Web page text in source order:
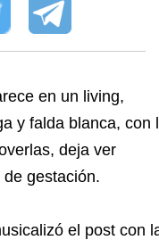
en un living,
y falda blanca, con
deja ver
gestación.
el post con